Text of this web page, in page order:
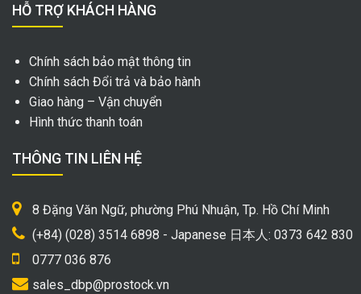
HỖ TRỢ KHÁCH HÀNG
Chính sách bảo mật thông tin
Chính sách Đổi trả và bảo hành
Giao hàng – Vận chuyển
Hình thức thanh toán
THÔNG TIN LIÊN HỆ
8 Đặng Văn Ngữ, phường Phú Nhuận, Tp. Hồ Chí Minh
(+84) (028) 3514 6898 - Japanese 日本人: 0373 642 830
0777 036 876
sales_dbp@prostock.vn